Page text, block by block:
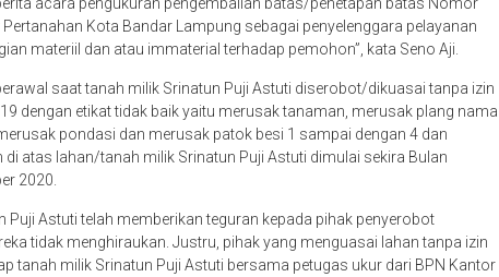
Kota Bandar Lampung sebagai penyelenggara pelayanan
materiil dan atau immaterial terhadap pemohon”, kata Seno Aji.
saat tanah milik Srinatun Puji Astuti diserobot/dikuasai tanpa izin
dengan etikat tidak baik yaitu merusak tanaman, merusak plang nama
pondasi dan merusak patok besi 1 sampai dengan 4 dan
atas lahan/tanah milik Srinatun Puji Astuti dimulai sekira Bulan
2020.
Puji Astuti telah memberikan teguran kepada pihak penyerobot
tidak menghiraukan. Justru, pihak yang menguasai lahan tanpa izin
tanah milik Srinatun Puji Astuti bersama petugas ukur dari BPN Kantor